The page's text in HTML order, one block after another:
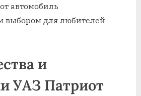
автомобиль
выбором для любителей
и
УАЗ Патриот